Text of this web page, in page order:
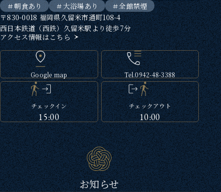
朝食あり 大浴場あり
全館禁煙
〒830-0018 福岡県久留米市通町108-4
西日本鉄道（西鉄）久留米駅より徒歩7分
アクセス情報はこちら
Google map Tel.0942-48-3388
チェックイン
15:00
チェックアウト
10:00
お知らせ